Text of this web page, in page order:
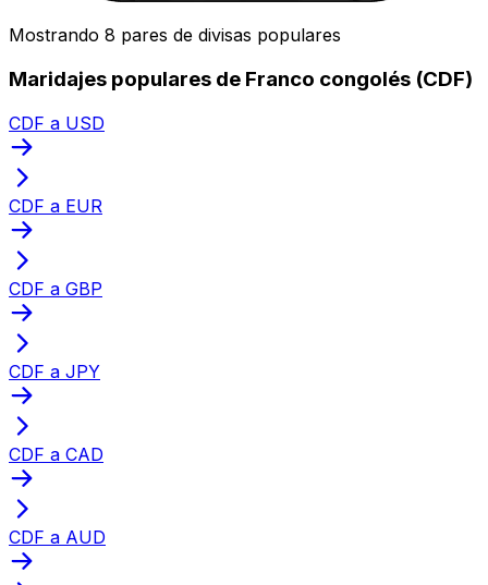
Mostrando 8 pares de divisas populares
Maridajes populares de Franco congolés (CDF)
CDF a USD
CDF a EUR
CDF a GBP
CDF a JPY
CDF a CAD
CDF a AUD